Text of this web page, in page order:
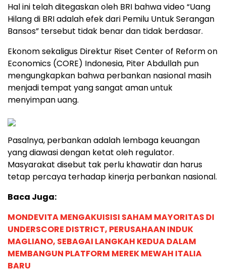
Hal ini telah ditegaskan oleh BRI bahwa video “Uang
Hilang di BRI adalah efek dari Pemilu Untuk Serangan
Bansos” tersebut tidak benar dan tidak berdasar.
Ekonom sekaligus Direktur Riset Center of Reform on
Economics (CORE) Indonesia, Piter Abdullah pun
mengungkapkan bahwa perbankan nasional masih
menjadi tempat yang sangat aman untuk
menyimpan uang.
Pasalnya, perbankan adalah lembaga keuangan
yang diawasi dengan ketat oleh regulator.
Masyarakat disebut tak perlu khawatir dan harus
tetap percaya terhadap kinerja perbankan nasional.
Baca Juga:
MONDEVITA MENGAKUISISI SAHAM MAYORITAS DI
UNDERSCORE DISTRICT, PERUSAHAAN INDUK
MAGLIANO, SEBAGAI LANGKAH KEDUA DALAM
MEMBANGUN PLATFORM MEREK MEWAH ITALIA
BARU